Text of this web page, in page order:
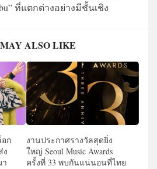
ที่แตกต่างอย่างมีชั้นเชิง
ALSO LIKE
ก
ง
งานประกาศรางวัลสุดยิ่ง
ใหญ่ Seoul Music Awards
ครั้งที่ 33 พบกันแน่นอนที่ไทย